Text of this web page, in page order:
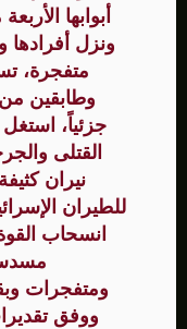
أبوابها
ونزل
متفجرة،
وطابقين
جزئياً،
القتلى
نيران
للطيران
انسحاب
ومتفجرات
ووفق